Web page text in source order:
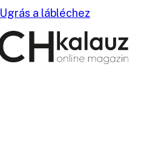
Ugrás a lábléchez